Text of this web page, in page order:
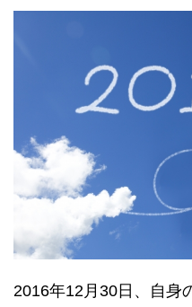
2016年12月30日、自身